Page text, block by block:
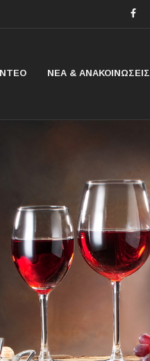
ΝΕΑ & ΑΝΑΚΟΙΝΩΣΕΙΣ